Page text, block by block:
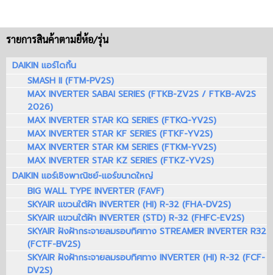
รายการสินค้าตามยี่ห้อ/รุ่น
DAIKIN แอร์ไดกิ้น
SMASH II (FTM-PV2S)
MAX INVERTER SABAI SERIES (FTKB-ZV2S / FTKB-AV2S
2026)
MAX INVERTER STAR KQ SERIES (FTKQ-YV2S)
MAX INVERTER STAR KF SERIES (FTKF-YV2S)
MAX INVERTER STAR KM SERIES (FTKM-YV2S)
MAX INVERTER STAR KZ SERIES (FTKZ-YV2S)
DAIKIN แอร์เชิงพาณิชย์-แอร์ขนาดใหญ่
BIG WALL TYPE INVERTER (FAVF)
SKYAIR แขวนใต้ฝ้า INVERTER (HI) R-32 (FHA-DV2S)
SKYAIR แขวนใต้ฝ้า INVERTER (STD) R-32 (FHFC-EV2S)
SKYAIR ฝังฝ้ากระจายลมรอบทิศทาง STREAMER INVERTER R32
(FCTF-BV2S)
SKYAIR ฝังฝ้ากระจายลมรอบทิศทาง INVERTER (HI) R-32 (FCF-
DV2S)